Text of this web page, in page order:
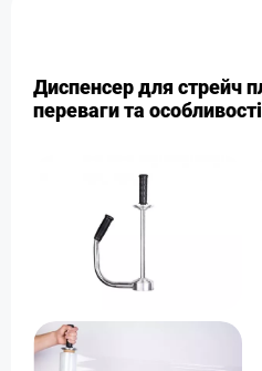
Диспенсер для стрейч
переваги та